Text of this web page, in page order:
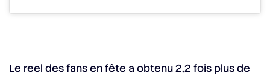
Le reel des fans en fête a obtenu 2,2 fois plus de